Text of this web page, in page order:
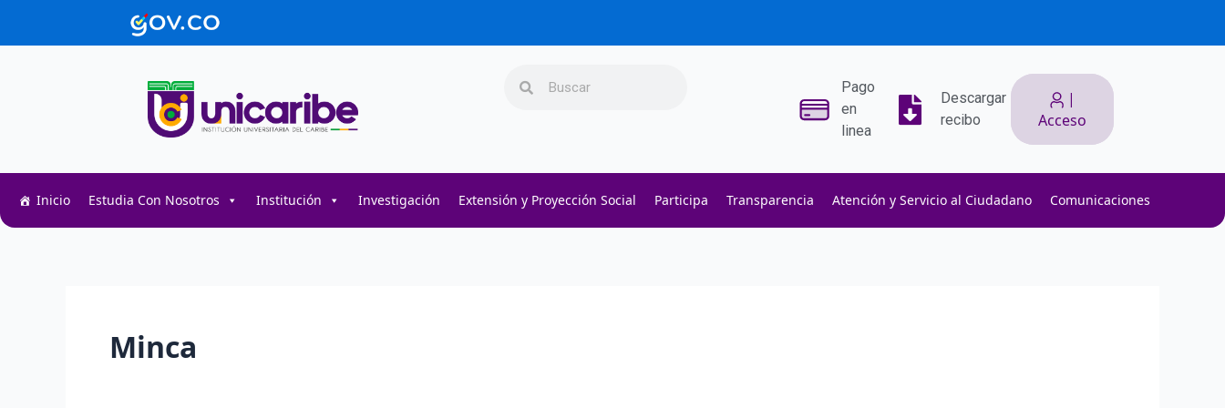
Pago
en
linea
Descargar
recibo
|
Acceso
Inicio Estudia Con Nosotros Institución Investigación Extensión y Proyección Social Participa Transparencia Atención y Servicio al Ciudadano Comunicaciones
Minca